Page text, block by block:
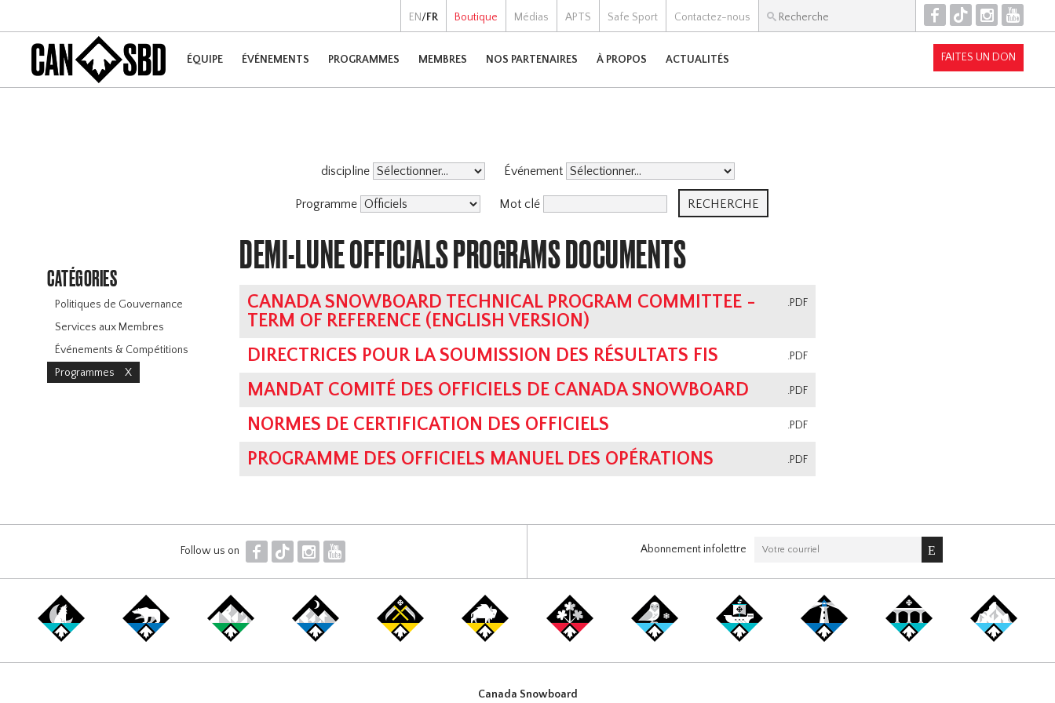
EN/FR Boutique Médias APTS Safe Sport Contactez-nous F T I Y
ÉQUIPE ÉVÉNEMENTS PROGRAMMES MEMBRES NOS PARTENAIRES À PROPOS ACTUALITÉS FAITES UN DON
CATÉGORIES
Politiques de Gouvernance
Services aux Membres
Événements & Compétitions
Programmes
X
discipline Événement
Programme Mot clé
DEMI-LUNE OFFICIALS PROGRAMS DOCUMENTS
.PDF
CANADA SNOWBOARD TECHNICAL PROGRAM COMMITTEE -
TERM OF REFERENCE (ENGLISH VERSION)
.PDF
DIRECTRICES POUR LA SOUMISSION DES RÉSULTATS FIS
.PDF
MANDAT COMITÉ DES OFFICIELS DE CANADA SNOWBOARD
.PDF
NORMES DE CERTIFICATION DES OFFICIELS
.PDF
PROGRAMME DES OFFICIELS MANUEL DES OPÉRATIONS
Follow us on F T I Y Abonnement infolettre
Canada Snowboard